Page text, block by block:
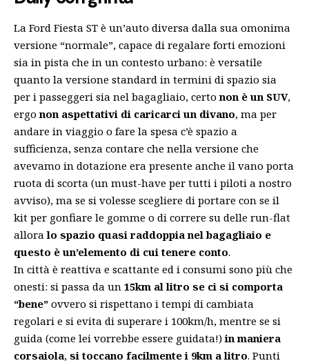
La Ford Fiesta ST è un’auto diversa dalla sua omonima
versione “normale”, capace di regalare forti emozioni
sia in pista che in un contesto urbano: è versatile
quanto la versione standard in termini di spazio sia
per i passeggeri sia nel bagagliaio, certonon è un SUV,
ergo non aspettativi di caricarci un divano, ma per
andare in viaggio o fare la spesa c’è spazio a
sufficienza, senza contare che nella versione che
avevamo in dotazione era presente anche il vano porta
ruota di scorta (un must-have per tutti i piloti a nostro
avviso), ma se si volesse scegliere di portare con se il
kit per gonfiare le gomme o di correre su delle run-flat
alloralo spazio quasi raddoppia nel bagagliaio e
questo è un’elemento di cui tenere conto.
In città è reattiva e scattante ed i consumi sono più che
onesti: si passa da un 15km al litro se ci si comporta
“bene” ovvero si rispettano i tempi di cambiata
regolari e si evita di superare i 100km/h, mentre se si
guida (come lei vorrebbe essere guidata!)in maniera
corsaiola, si toccano facilmente i 9km a litro. Punti